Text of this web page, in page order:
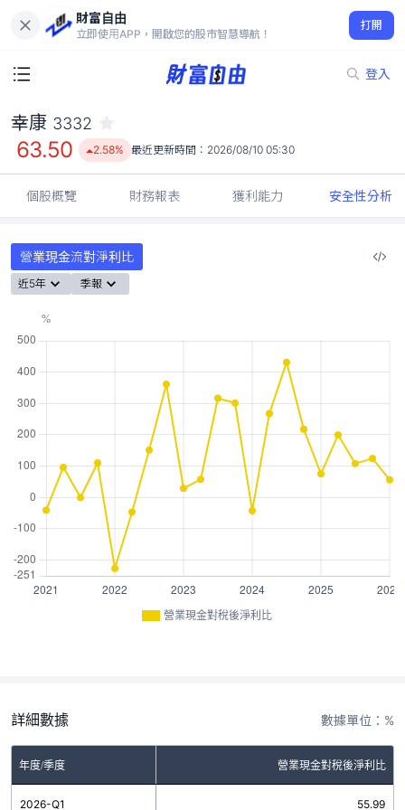
財富自由
立即使用APP，開啟您的股市智慧導航！
打開
登入
63.50
2.58%
幸康 3332
63.50 2.58% 最近更新時間： 2026/08/10 05:30
個股概覽 財務報表 獲利能力 安全性分析
營業現金流對淨利比
近5年 季報
營業現金對稅後淨利比
詳細數據 數據單位：%
年度/季度 營業現金對稅後淨利比
2026-Q1 55.99